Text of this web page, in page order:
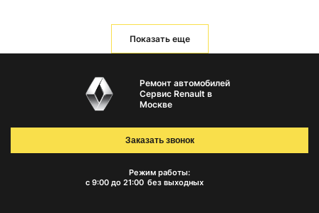
Показать еще
Ремонт автомобилей
Сервис Renault в
Москве
Режим работы:
с 9:00 до 21:00 без выходных
Заказать звонок